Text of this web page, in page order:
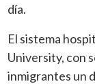
día.
El sistema
University, con
inmigrantes un